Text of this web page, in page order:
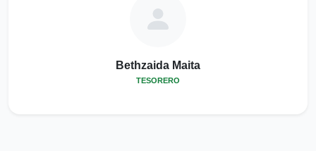
Bethzaida Maita
TESORERO